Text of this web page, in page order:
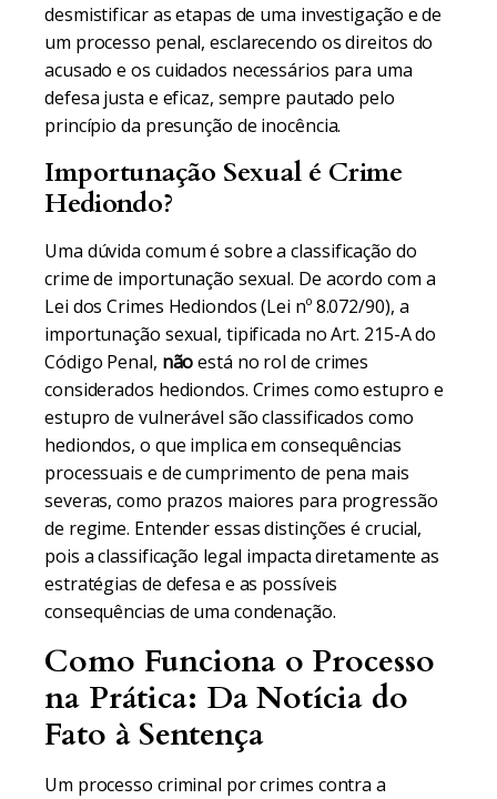
desmistificar as etapas de uma investigação e de
um processo penal, esclarecendo os direitos do
acusado e os cuidados necessários para uma
defesa justa e eficaz, sempre pautado pelo
princípio da presunção de inocência.
Importunação Sexual é Crime
Hediondo?
Uma dúvida comum é sobre a classificação do
crime de importunação sexual. De acordo com a
Lei dos Crimes Hediondos (Lei nº 8.072/90), a
importunação sexual, tipificada no Art. 215-A do
Código Penal, nãoestá no rol de crimes
considerados hediondos. Crimes como estupro e
estupro de vulnerável são classificados como
hediondos, o que implica em consequências
processuais e de cumprimento de pena mais
severas, como prazos maiores para progressão
de regime. Entender essas distinções é crucial,
pois a classificação legal impacta diretamente as
estratégias de defesa e as possíveis
consequências de uma condenação.
Como Funciona o Processo
na Prática: Da Notícia do
Fato à Sentença
Um processo criminal por crimes contra a